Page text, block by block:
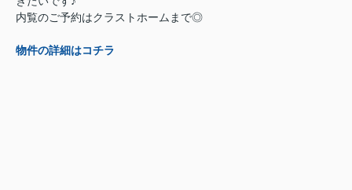
内覧のご予約はクラストホームまで◎
物件の詳細はコチラ